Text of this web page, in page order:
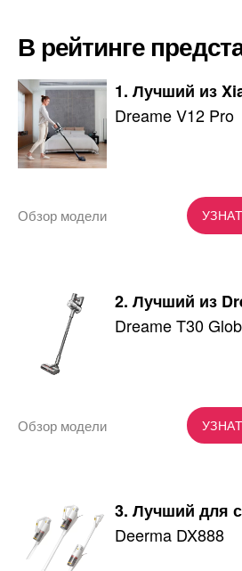
В рейтинге
1. Лучший из
Dreame V12 Pro
Обзор модели
2. Лучший из
Dreame T30
Обзор модели
3. Лучший для
Deerma DX888